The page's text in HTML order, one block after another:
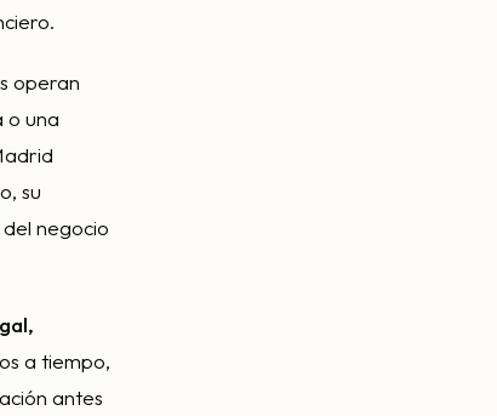
operan
o una
su
negocio
a tiempo,
antes